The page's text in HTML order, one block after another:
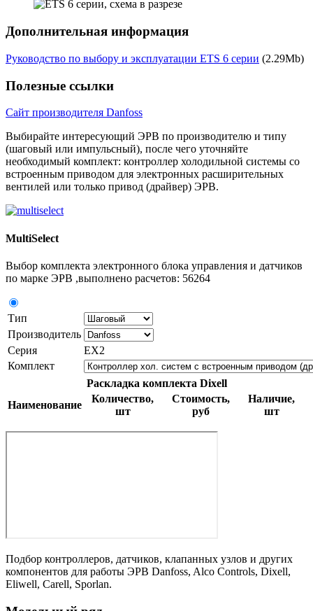
Дополнительная информация
Руководство по выбору и эксплуатации ETS 6 серии (2.29Mb)
Полезные ссылки
Сайт производителя Danfoss
Выбирайте интересующий ЭРВ по производителю и типу
(шаговый или импульсный), после чего уточняйте
необходимый комплект: контроллер холодильной системы со
встроенным приводом для электронных расширительных
вентилей или только привод (драйвер) ЭРВ.
MultiSelect
Выбор комплекта электронного блока управления и датчиков
по марке ЭРВ ,выполнено расчетов: 56264
Тип
Производитель
Серия
EX2
Комплект
Раскладка комплекта Dixell
Наименование
Количество,
шт
Стоимость,
руб
Наличие,
шт
Подбор контроллеров, датчиков, клапанных узлов и других
компонентов для работы ЭРВ Danfoss, Alco Controls, Dixell,
Eliwell, Carell, Sporlan.